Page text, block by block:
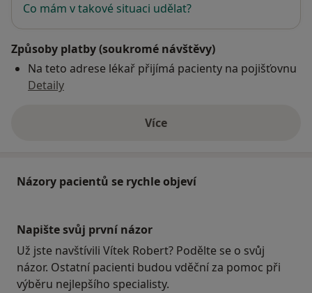
Co mám v takové situaci udělat?
Způsoby platby (soukromé návštěvy)
Na teto adrese lékař přijímá pacienty na pojišťovnu
Detaily
Víceo adrese
Názory pacientů se rychle objeví
Napište svůj první názor
Už jste navštívili Vítek Robert? Podělte se o svůj
názor. Ostatní pacienti budou vděční za pomoc při
výběru nejlepšího specialisty.